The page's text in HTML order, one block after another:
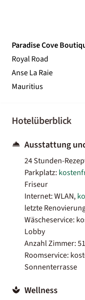
Paradise Cove
Royal Road
Anse La Raie
Mauritius
Hotelüberblick
Ausstattung
24 Stunden-
Parkplatz:
Friseur
Internet: WLAN,
letzte
Wäscheservice:
Lobby
Anzahl Zimmer:
Roomservice:
Sonnenterrasse
Wellness